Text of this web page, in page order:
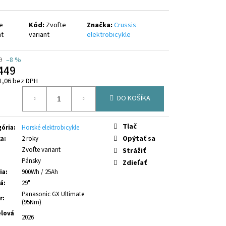
Kód: Zvoľte
variant
Značka:Crussis
elektrobicykle
–8 %
bez DPH
DO KOŠÍKA
:
Horské elektrobicykle
:
2 roky
Zvoľte variant
Pánsky
:
900Wh / 25Ah
:
29"
:
Panasonic GX Ultimate
(95Nm)
2026
Tlač
Opýtať sa
Strážiť
Zdieľať